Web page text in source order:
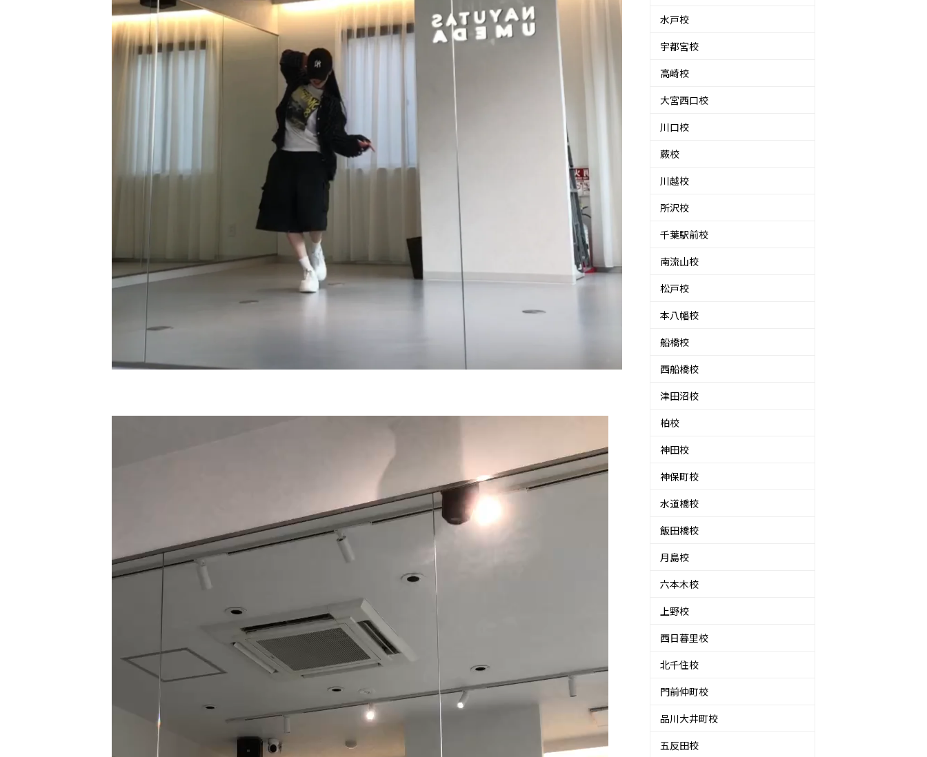
水戸校
宇都宮校
高崎校
大宮西口校
川口校
蕨校
川越校
所沢校
千葉駅前校
南流山校
松戸校
本八幡校
船橋校
西船橋校
津田沼校
柏校
神田校
神保町校
水道橋校
飯田橋校
月島校
六本木校
上野校
西日暮里校
北千住校
門前仲町校
品川大井町校
五反田校